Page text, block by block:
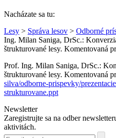
Nacházate sa tu:
Lesy > Správa lesov > Odborné
Ing. Milan Saniga, DrSc.:
štrukturované lesy. Komentovaná
Prof. Ing. Milan Saniga, DrSc.:
štrukturované lesy. Komentovaná
silva/odborne-prispevky/
strukturovane.ppt
Newsletter
Zaregistrujte sa na odber
aktivitách.